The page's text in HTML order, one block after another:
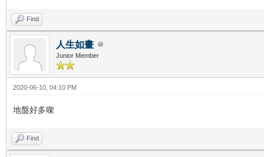
Find
人生如畫
Junior Member
2020-06-10, 04:10 PM
地盤好多㗎
Find